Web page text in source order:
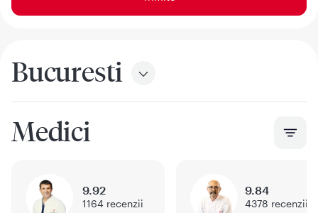
Bucuresti
Medici
9.92
1164 recenzii
9.84
4378 recenzii